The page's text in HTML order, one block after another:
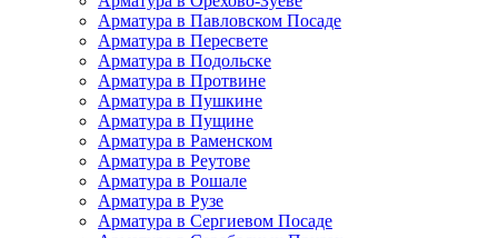
Арматура в Павловском Посаде
Арматура в Пересвете
Арматура в Подольске
Арматура в Протвине
Арматура в Пушкине
Арматура в Пущине
Арматура в Раменском
Арматура в Реутове
Арматура в Рошале
Арматура в Рузе
Арматура в Сергиевом Посаде